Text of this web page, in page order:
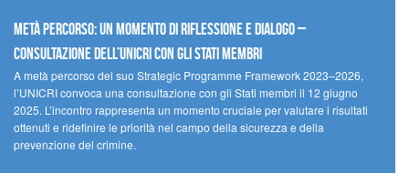
Metà percorso: un momento di riflessione e dialogo –
Consultazione dell’UNICRI con gli Stati membri
A metà percorso del suo Strategic Programme Framework 2023–2026,
l’UNICRI convoca una consultazione con gli Stati membri il 12 giugno
2025. L’incontro rappresenta un momento cruciale per valutare i risultati
ottenuti e ridefinire le priorità nel campo della sicurezza e della
prevenzione del crimine.